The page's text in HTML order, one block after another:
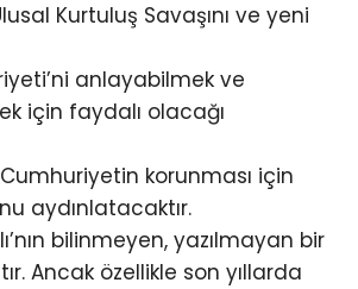
Kurtuluş Savaşını ve yeni
anlayabilmek ve
için faydalı olacağı
korunması için
aydınlatacaktır.
bilinmeyen, yazılmayan bir
Ancak özellikle son yıllarda